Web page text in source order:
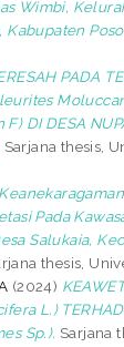
Wimbi,
Kabupaten
PADA
F) DI DESA
Sarjana thesis,
Pada
Salukaia,
thesis,
(2024)
L.)
Sp.). Sarjana